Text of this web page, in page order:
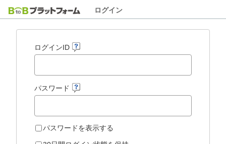
ログイン
ログインID
パスワード
パスワードを表示する